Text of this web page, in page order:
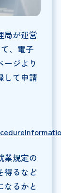
局が運営
、電子
ジより
して申請
業規定の
得るなど
なるかと